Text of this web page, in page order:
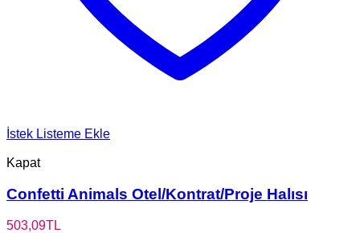
İstek Listeme Ekle
Kapat
Confetti Animals Otel/Kontrat/Proje Halısı
503,09TL